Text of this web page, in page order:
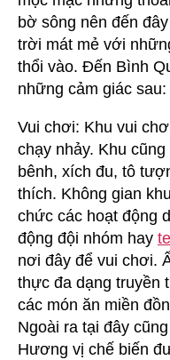
bờ sông nên đến
trời mát mẻ với
thổi vào. Đến Bình
những cảm giác sau:
Vui chơi: Khu vui
chạy nhảy. Khu
bênh, xích đu, tô
thích. Không gian
chức các hoạt động
động đội nhóm hay
nơi đây để vui chơi.
thực đa dạng truyền
các món ăn miền
Ngoài ra tại đây
Hương vị chế biến